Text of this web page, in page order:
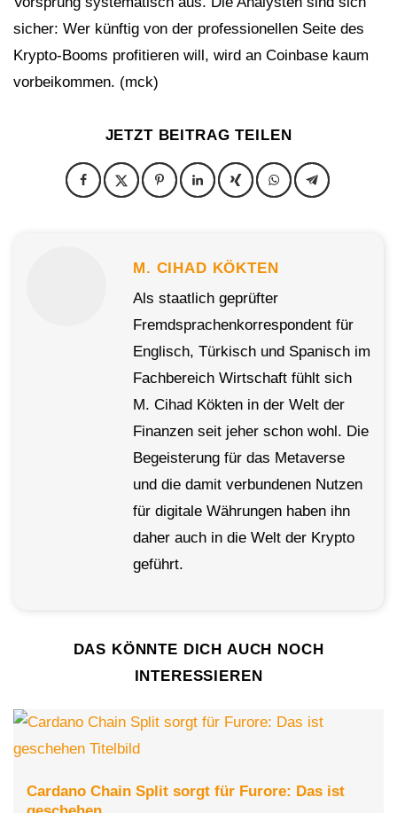
sicher: Wer künftig von der professionellen Seite des
Krypto-Booms profitieren will, wird an Coinbase kaum
vorbeikommen. (mck)
JETZT BEITRAG TEILEN
M. CIHAD KÖKTEN
Als staatlich geprüfter
Fremdsprachenkorrespondent für
Englisch, Türkisch und Spanisch im
Fachbereich Wirtschaft fühlt sich
M. Cihad Kökten in der Welt der
Finanzen seit jeher schon wohl. Die
Begeisterung für das Metaverse
und die damit verbundenen Nutzen
für digitale Währungen haben ihn
daher auch in die Welt der Krypto
geführt.
DAS KÖNNTE DICH AUCH NOCH
INTERESSIEREN
Cardano Chain Split sorgt für Furore: Das ist